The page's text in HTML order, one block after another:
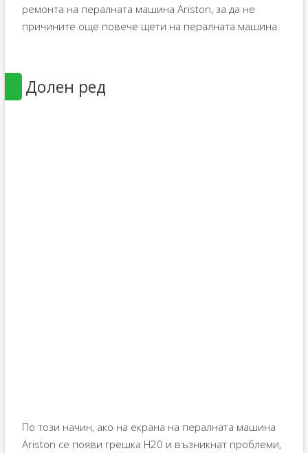
ремонта на пералната машина Ariston, за да не
причините още повече щети на пералната машина.
Долен ред
По този начин, ако на екрана на пералната машина
Ariston се появи грешка H20 и възникнат проблеми,